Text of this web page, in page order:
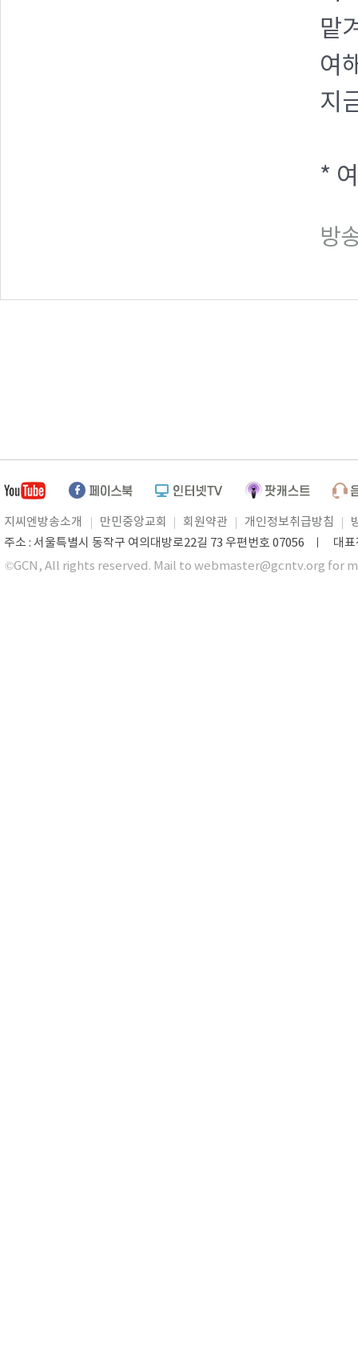
맡
여
지
*
방
지씨엔방송소개 만민중앙교회 회원약관 개인정보취급방침
주소 : 서울특별시 동작구 여의대방로22길 73 우편번호 07056 ㅣ 대
©GCN, All rights reserved. Mail to webmaster@gcntv.org for